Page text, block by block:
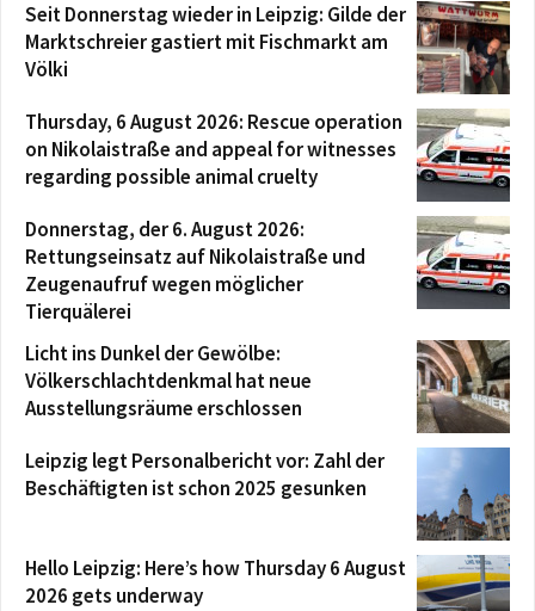
Seit Donnerstag wieder in Leipzig: Gilde der
Marktschreier gastiert mit Fischmarkt am
Völki
Thursday, 6 August 2026: Rescue operation
on Nikolaistraße and appeal for witnesses
regarding possible animal cruelty
Donnerstag, der 6. August 2026:
Rettungseinsatz auf Nikolaistraße und
Zeugenaufruf wegen möglicher
Tierquälerei
Licht ins Dunkel der Gewölbe:
Völkerschlachtdenkmal hat neue
Ausstellungsräume erschlossen
Leipzig legt Personalbericht vor: Zahl der
Beschäftigten ist schon 2025 gesunken
Hello Leipzig: Here’s how Thursday 6 August
2026 gets underway